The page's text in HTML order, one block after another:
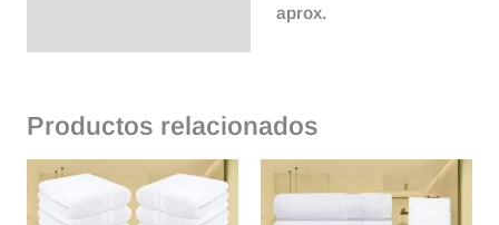
aprox.
Productos relacionados